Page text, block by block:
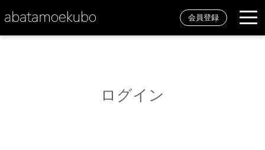
会員登録
ログイン